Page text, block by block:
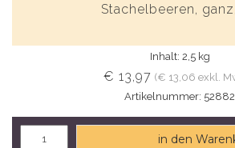
Stachelbeeren,
Inhalt: 2,5 kg
€ 13,97 (€ 13,06 exkl.
Artikelnummer: 52882
in den